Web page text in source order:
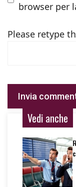
browser per
Please retype
Vedi anche